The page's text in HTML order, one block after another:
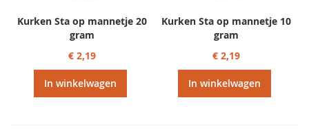
Kurken Sta op mannetje 20
gram
€ 2,19
In winkelwagen
Kurken Sta op mannetje 10
gram
€ 2,19
In winkelwagen